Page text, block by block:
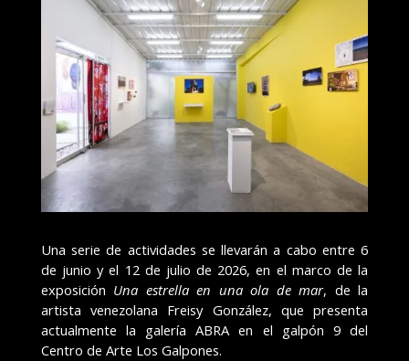
Una serie de actividades se llevarán a cabo entre 6
de junio y el 12 de julio de 2026, en el marco de la
exposición Una estrella en una ola de mar, de la
artista venezolana Freisy González, que presenta
actualmente la galería ABRA en el galpón 9 del
Centro de Arte Los Galpones.